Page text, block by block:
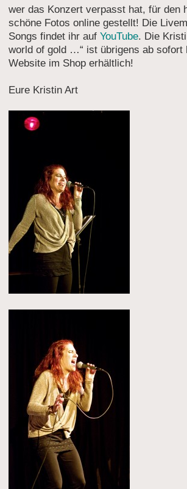
wer das Konzert verpasst hat, für den
schöne Fotos online gestellt! Die
Songs findet ihr auf YouTube. Die
world of gold …“ ist übrigens ab sofort
Website im Shop erhältlich!
Eure Kristin Art